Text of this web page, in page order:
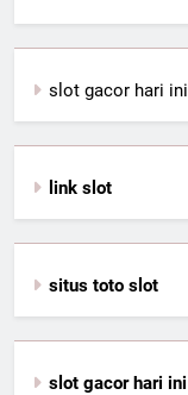
slot gacor hari ini
link slot
situs toto slot
slot gacor hari ini